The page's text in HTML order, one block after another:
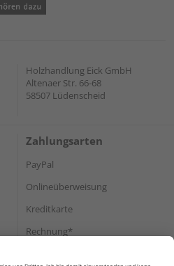
Holzhandlung Eick GmbH
Altenaer Str. 66-68
58507 Lüdenscheid
Zahlungsarten
PayPal
Onlineüberweisung
Kreditkarte
Rechnung*